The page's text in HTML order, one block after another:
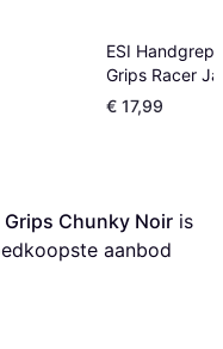
ESI
Grips Racer
€ 17,99
Grips Chunky Noir
aanbod